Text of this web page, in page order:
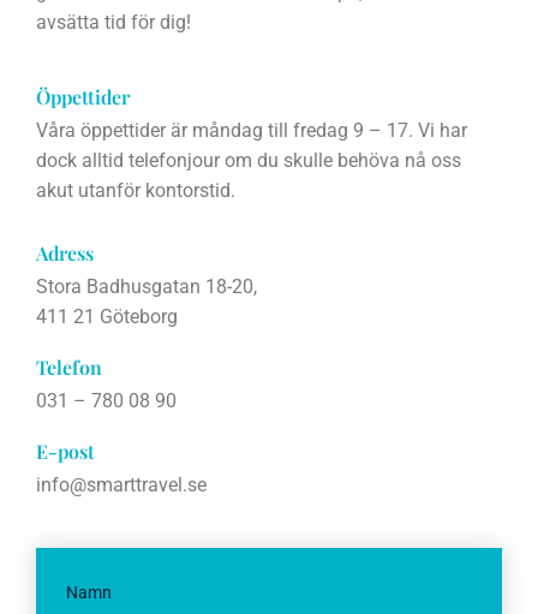
avsätta tid för dig!
Öppettider
Våra öppettider är måndag till fredag 9 – 17. Vi har
dock alltid telefonjour om du skulle behöva nå oss
akut utanför kontorstid.
Adress
Stora Badhusgatan 18-20,
411 21 Göteborg
Telefon
031 – 780 08 90
E-post
info@smarttravel.se
Namn